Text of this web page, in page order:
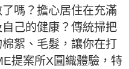
嗎？擔心居住在充滿
己的健康？傳統掃把
絮、毛髮，讓你在打
提案所X圓織體驗，特